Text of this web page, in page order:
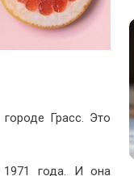
Грасс. Это
1971 года. И она